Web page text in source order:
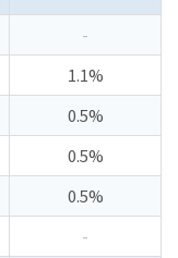
-
1.1%
0.5%
0.5%
0.5%
-